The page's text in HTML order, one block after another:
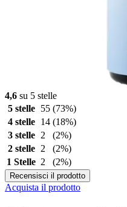
4,6 su 5 stelle
5 stelle
55 (73%)
4 stelle
14 (18%)
3 stelle
2
(2%)
2 stelle
2
(2%)
1 Stelle 2 (2%)
Recensisci il prodotto
Acquista il prodotto